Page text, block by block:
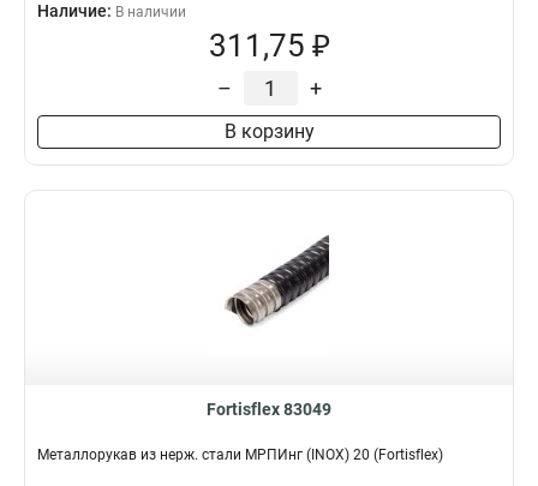
Наличие: В наличии
311,75 ₽
– +
В корзину
Fortisflex 83049
Металлорукав из нерж. стали МРПИнг (INOX) 20 (Fortisflex)